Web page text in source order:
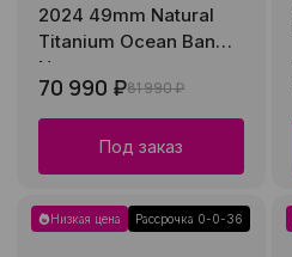
2024 49mm Natural
Titanium Ocean Band
Navy
70 990 ₽81 990 ₽
Под заказ
Низкая цена Рассрочка 0-0-36